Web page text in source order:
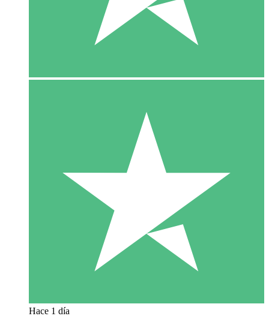
Hace 1 día